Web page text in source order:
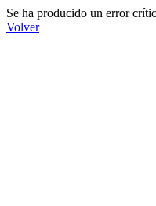
Se ha producido un error
Volver